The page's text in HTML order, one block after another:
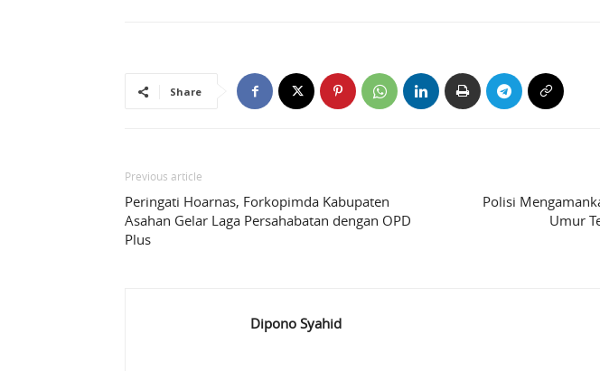
Share
Previous article
Peringati Hoarnas, Forkopimda Kabupaten
Asahan Gelar Laga Persahabatan dengan OPD
Plus
Polisi
Umur
Dipono Syahid